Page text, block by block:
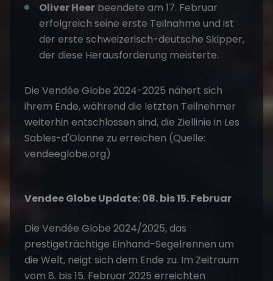
Oliver Heer beendete am 17. Februar
erfolgreich seine erste Teilnahme und ist
der erste schweizerisch-deutsche Skipper,
der diese Herausforderung meisterte.
Die Vendée Globe 2024-2025 nähert sich
ihrem Ende, während die letzten Teilnehmer
weiterhin entschlossen sind, die Ziellinie in Les
Sables-d'Olonne zu erreichen (Quelle:
vendeeglobe.org)
Vendee Globe Update: 08. bis 15. Februar
Die Vendée Globe 2024/2025, das
prestigeträchtige Einhand-Segelrennen um
die Welt, neigt sich dem Ende zu. Im Zeitraum
vom 8. bis 15. Februar 2025 erreichten